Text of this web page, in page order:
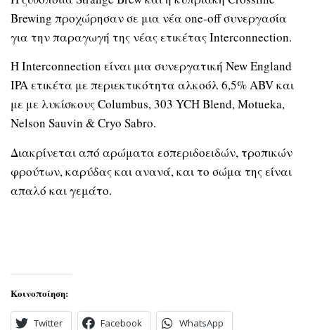
Brewing προχώρησαν σε μια νέα one-off συνεργασία
για την παραγωγή της νέας ετικέτας Interconnection.
Η Interconnection είναι μια συνεργατική New England
IPA ετικέτα με περιεκτικότητα αλκοόλ 6,5% ABV και
με με λυκίσκουςColumbus, 303 YCH Blend, Motueka,
Nelson Sauvin & Cryo Sabro.
Διακρίνεται από αρώματα εσπεριδοειδών, τροπικών
φρούτων, καρύδας και ανανά, και το σώμα της είναι
απαλό και γεμάτο.
Κοινοποίηση:
Twitter Facebook WhatsApp